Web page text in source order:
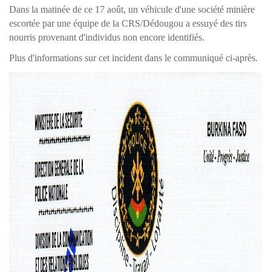
Dans la matinée de ce 17 août, un véhicule d'une société minière
escortée par une équipe de la CRS/Dédougou a essuyé des tirs
nourris provenant d'individus non encore identifiés.
Plus d'informations sur cet incident dans le communiqué ci-après.